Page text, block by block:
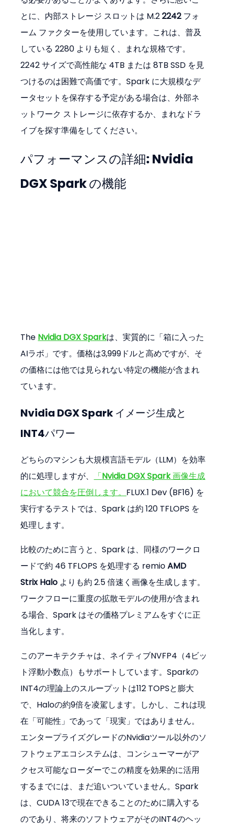
とに、内部ストレージ スロットは M.2 2242 フォ
ーム ファクターを使用しています。これは、普及
している 2280 よりも短く、まれな規格です。
2242 サイズで高性能な 4TB または 8TB SSD を見
つけるのは困難で高価です。Spark に大規模なデ
ータセットを保存する予定がある場合は、外部ネ
ットワーク ストレージに依存するか、まれなドラ
イブを探す準備をしてください。
パフォーマンスの詳細: Nvidia
DGX Spark の機能
The Nvidia DGX Sparkは、実質的に「箱に入った
AIラボ」です。価格は3,999ドルと高めですが、そ
の価格には他では見られない特定の機能が含まれ
ています。
Nvidia DGX Spark イメージ生成と
INT4パワー
どちらのマシンも大規模言語モデル（LLM）を効率
的に処理しますが、
「Nvidia DGX Spark 画像生成
において競合を圧倒します。 FLUX.1 Dev (BF16) を
実行するテストでは、Spark は約 120 TFLOPS を
処理します。
比較のために言うと、Spark は、同様のワークロ
ードで約 46 TFLOPS を処理する remio AMD
Strix Halo よりも約 2.5 倍速く画像を生成します。
ワークフローに重度の拡散モデルの使用が含まれ
る場合、Spark はその価格プレミアムをすぐに正
当化します。
このアーキテクチャは、ネイティブNVFP4（4ビッ
ト浮動小数点）もサポートしています。Sparkの
INT4の理論上のスループットは112 TOPSと膨大
で、Haloの約9倍を凌駕します。しかし、これは現
在「可能性」であって「現実」ではありません。
エンタープライズグレードのNvidiaツール以外のソ
フトウェアエコシステムは、コンシューマーがア
クセス可能なローダーでこの精度を効果的に活用
するまでには、まだ追いついていません。Spark
は、CUDA 13で現在できることのために購入する
のであり、将来のソフトウェアがそのINT4のヘッ